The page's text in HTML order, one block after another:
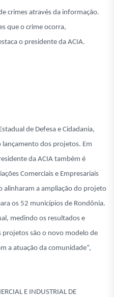
crimes através da informação.
que o crime ocorra,
o presidente da ACIA.
de Defesa e Cidadania,
lançamento dos projetos. Em
da ACIA também é
Comerciais e Empresariais
alinharam a ampliação do projeto
os 52 municípios de Rondônia.
medindo os resultados e
projetos são o novo modelo de
a atuação da comunidade”,
E INDUSTRIAL DE